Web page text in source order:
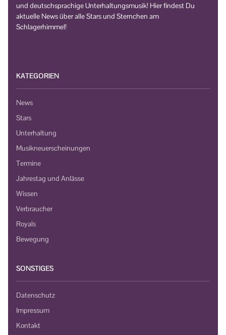
und deutschsprachige Unterhaltungsmusik! Hier findest Du
aktuelle News über alle Stars und Sternchen am
Schlagerhimmel!
KATEGORIEN
News
Stars
Unterhaltung
Musikneuerscheinungen
Termine
Jahrestag und Anlässe
Wissen
Verbraucher
Royals
Bewegung
SONSTIGES
Datenschutz
Impressum
Kontakt